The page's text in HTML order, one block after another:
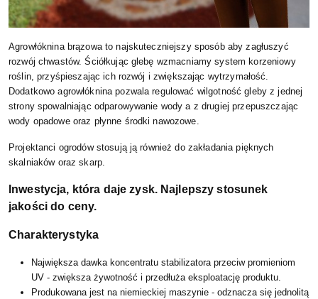
Agrowłóknina brązowa to najskuteczniejszy sposób aby zagłuszyć
rozwój chwastów. Ściółkując glebę wzmacniamy system korzeniowy
roślin, przyśpieszając ich rozwój i zwiększając wytrzymałość.
Dodatkowo agrowłóknina pozwala regulować wilgotność gleby z jednej
strony spowalniając odparowywanie wody a z drugiej przepuszczając
wody opadowe oraz płynne środki nawozowe.
Projektanci ogrodów stosują ją również do zakładania pięknych
skalniaków oraz skarp.
Inwestycja, która daje zysk. Najlepszy stosunek
jakości do ceny.
Charakterystyka
Największa dawka koncentratu stabilizatora przeciw promieniom
UV - zwiększa żywotność i przedłuża eksploatację produktu.
Produkowana jest na niemieckiej maszynie - odznacza się jednolitą